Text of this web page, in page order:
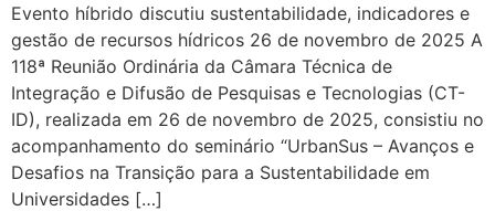
Evento híbrido discutiu sustentabilidade, indicadores e
gestão de recursos hídricos 26 de novembro de 2025 A
118ª Reunião Ordinária da Câmara Técnica de
Integração e Difusão de Pesquisas e Tecnologias (CT-
ID), realizada em 26 de novembro de 2025, consistiu no
acompanhamento do seminário “UrbanSus – Avanços e
Desafios na Transição para a Sustentabilidade em
Universidades […]